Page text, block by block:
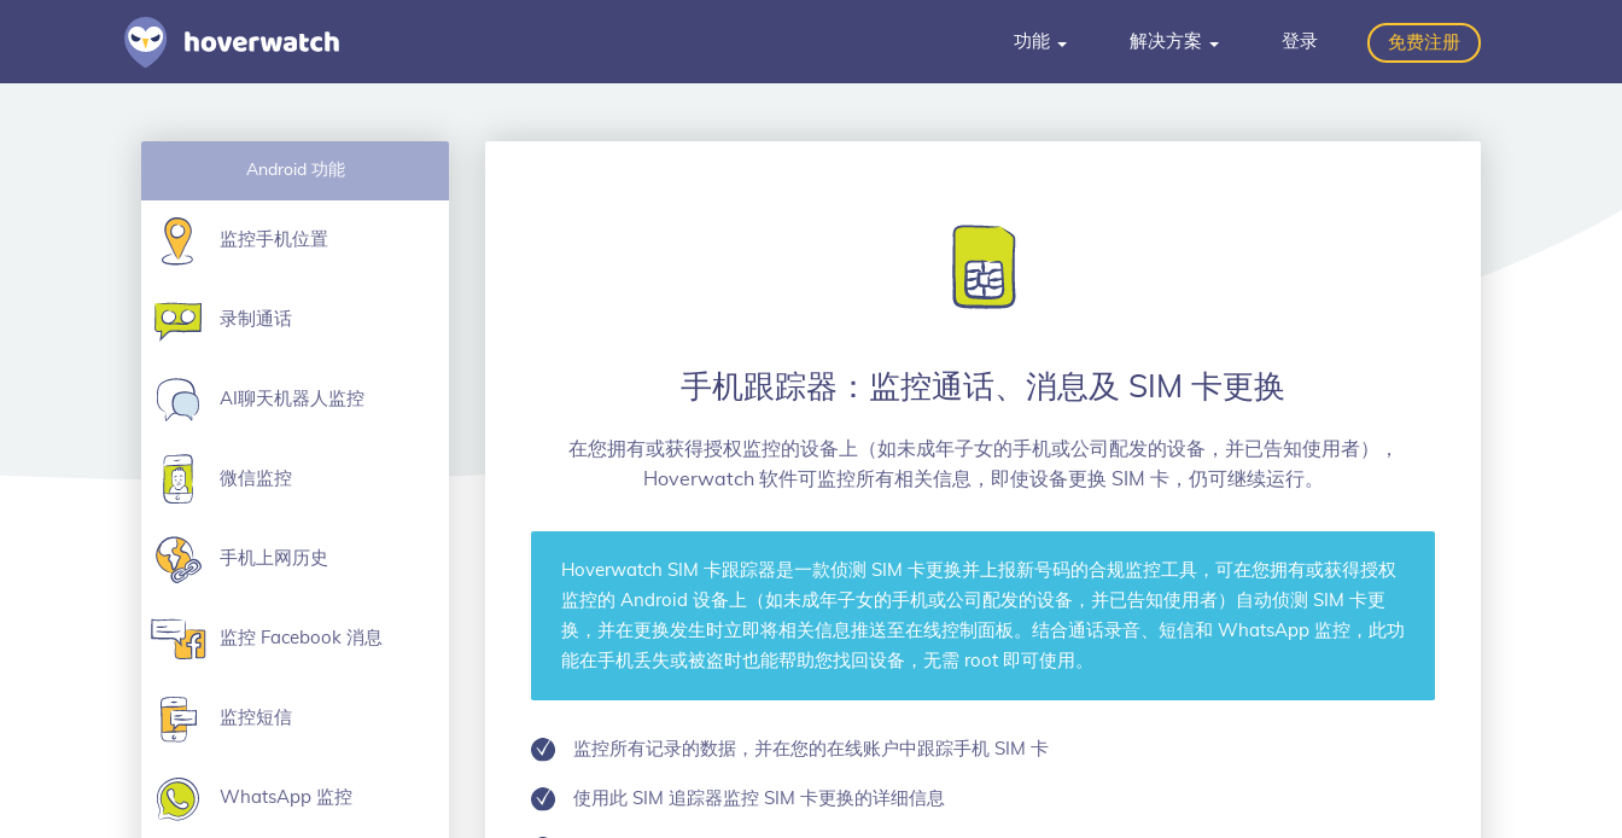
功能 解决方案 登录 免费注册
Android 功能
监控手机位置
录制通话
AI聊天机器人监控
微信监控
手机上网历史
监控 Facebook 消息
监控短信
WhatsApp 监控
手机跟踪器：监控通话、消息及 SIM 卡更换
在您拥有或获得授权监控的设备上（如未成年子女的手机或公司配发的设备，并已告知使用者），
Hoverwatch 软件可监控所有相关信息，即使设备更换 SIM 卡，仍可继续运行。
Hoverwatch SIM 卡跟踪器是一款侦测 SIM 卡更换并上报新号码的合规监控工具，可在您拥有或获得授权
监控的 Android 设备上（如未成年子女的手机或公司配发的设备，并已告知使用者）自动侦测 SIM 卡更
换，并在更换发生时立即将相关信息推送至在线控制面板。结合通话录音、短信和 WhatsApp 监控，此功
能在手机丢失或被盗时也能帮助您找回设备，无需 root 即可使用。
监控所有记录的数据，并在您的在线账户中跟踪手机 SIM 卡
使用此 SIM 追踪器监控 SIM 卡更换的详细信息